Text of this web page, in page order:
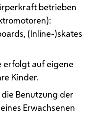
betrieben
(Inline-)skates
erfolgt auf eigene
Kinder.
Benutzung der
Erwachsenen